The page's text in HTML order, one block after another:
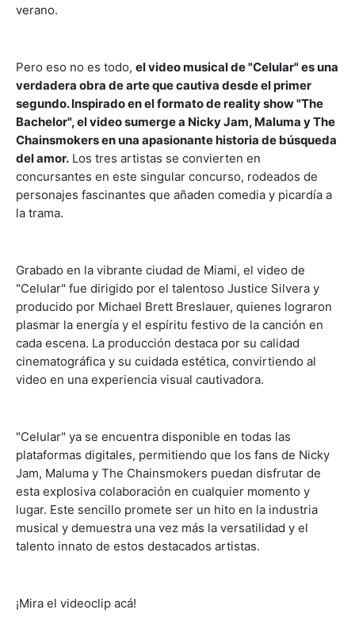
verano.
Pero eso no es todo, el video musical de "Celular" es una
verdadera obra de arte que cautiva desde el primer
segundo. Inspirado en el formato de reality show "The
Bachelor", el video sumerge a Nicky Jam, Maluma y The
Chainsmokers en una apasionante historia de búsqueda
del amor. Los tres artistas se convierten en
concursantes en este singular concurso, rodeados de
personajes fascinantes que añaden comedia y picardía a
la trama.
Grabado en la vibrante ciudad de Miami, el video de
"Celular" fue dirigido por el talentoso Justice Silvera y
producido por Michael Brett Breslauer, quienes lograron
plasmar la energía y el espíritu festivo de la canción en
cada escena. La producción destaca por su calidad
cinematográfica y su cuidada estética, convirtiendo al
video en una experiencia visual cautivadora.
"Celular" ya se encuentra disponible en todas las
plataformas digitales, permitiendo que los fans de Nicky
Jam, Maluma y The Chainsmokers puedan disfrutar de
esta explosiva colaboración en cualquier momento y
lugar. Este sencillo promete ser un hito en la industria
musical y demuestra una vez más la versatilidad y el
talento innato de estos destacados artistas.
¡Mira el videoclip acá!